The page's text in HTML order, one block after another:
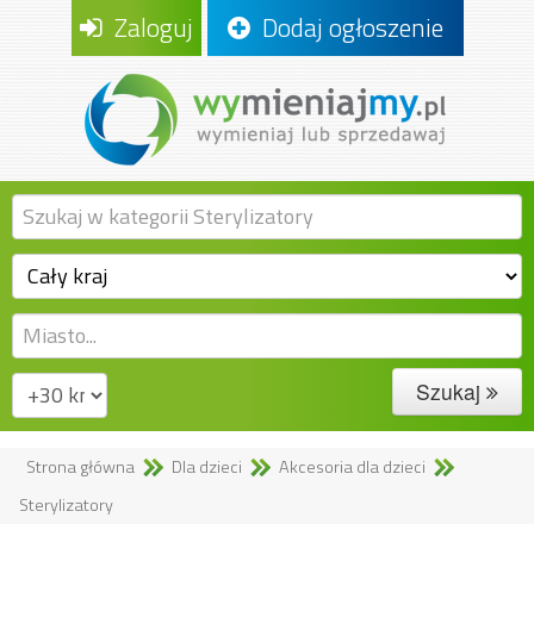
Zaloguj Dodaj ogłoszenie
Szukaj
Strona główna Dla dzieci
Akcesoria dla dzieci
Sterylizatory